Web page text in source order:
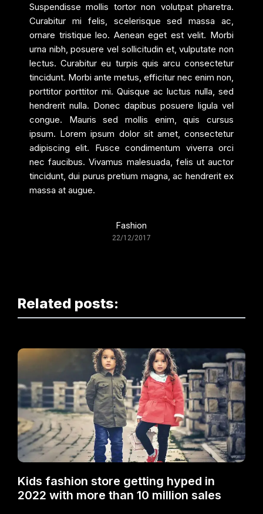
Suspendisse mollis tortor non volutpat pharetra.
Curabitur mi felis, scelerisque sed massa ac,
ornare tristique leo. Aenean eget est velit. Morbi
urna nibh, posuere vel sollicitudin et, vulputate non
lectus. Curabitur eu turpis quis arcu consectetur
tincidunt. Morbi ante metus, efficitur nec enim non,
porttitor porttitor mi. Quisque ac luctus nulla, sed
hendrerit nulla. Donec dapibus posuere ligula vel
congue. Mauris sed mollis enim, quis cursus
ipsum. Lorem ipsum dolor sit amet, consectetur
adipiscing elit. Fusce condimentum viverra orci
nec faucibus. Vivamus malesuada, felis ut auctor
tincidunt, dui purus pretium magna, ac hendrerit ex
massa at augue.
Fashion
22/12/2017
Related posts:
Kids fashion store getting hyped in
2022 with more than 10 million sales